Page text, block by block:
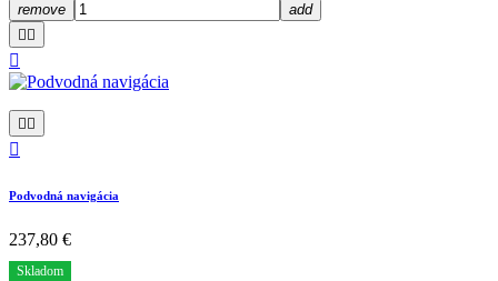
remove
add
 

 

Podvodná navigácia
237,80 €
Skladom